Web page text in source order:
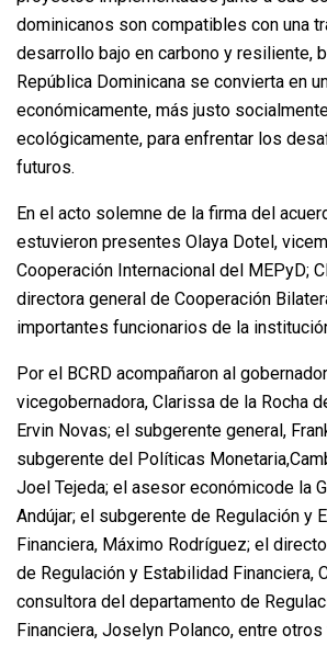
dominicanos son compatibles con una
desarrollo bajo en carbono y resiliente,
República Dominicana se convierta en
económicamente, más justo
ecológicamente, para enfrentar los
futuros.
En el acto solemne de la firma del
estuvieron presentes Olaya Dotel,
Cooperación Internacional del MEPyD;
directora general de Cooperación
importantes funcionarios de la
Por el BCRD acompañaron al
vicegobernadora, Clarissa de la Rocha
Ervin Novas; el subgerente general,
subgerente del Políticas
Joel Tejeda; el asesor económicode la
Andújar; el subgerente de Regulación y
Financiera, Máximo Rodríguez; el
de Regulación y Estabilidad Financiera,
consultora del departamento de
Financiera, Joselyn Polanco, entre